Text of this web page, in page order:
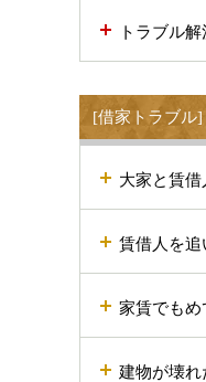
トラブル
[借家トラブル]
大家と賃
賃借人を追
家賃でもめ
建物が壊れ